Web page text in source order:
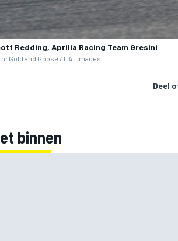
Redding, Aprilia Racing Team Gresini
Gold and Goose / LAT Images
Deel
binnen